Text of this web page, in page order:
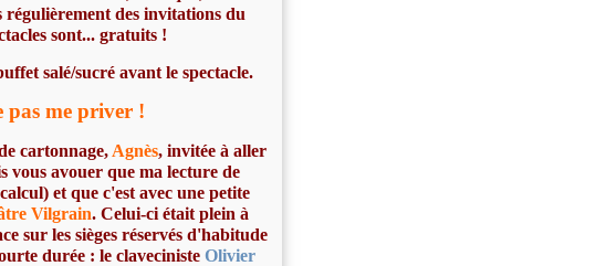
régulièrement des invitations du
sont... gratuits !
salé/sucré avant le spectacle.
pas me priver !
cartonnage, Agnès, invitée à aller
vous avouer que ma lecture de
et que c'est avec une petite
Vilgrain. Celui-ci était plein à
sur les sièges réservés d'habitude
durée : le claveciniste Olivier